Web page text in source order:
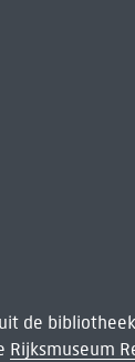
de
Rijksmuseum